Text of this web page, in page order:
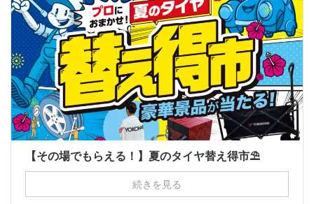
【その場でもらえる！】夏のタイヤ替え得市⛱
続きを見る